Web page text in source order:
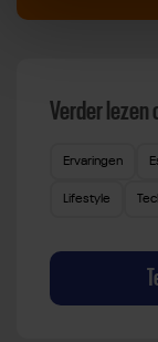
Verder lezen
Ervaringen
Lifestyle